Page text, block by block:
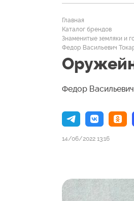
Главная
Каталог брендов
Знаменитые земляки и
Федор Васильевич
Федор
14/06/2022 13:16